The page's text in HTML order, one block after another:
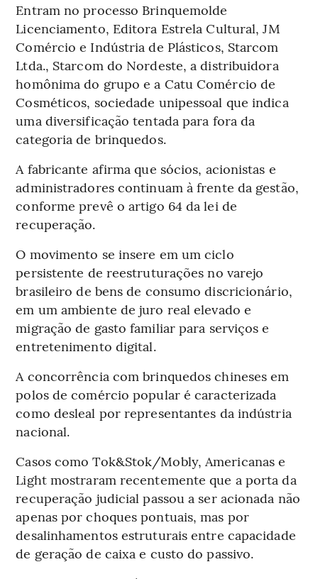
Entram no processo Brinquemolde
Licenciamento, Editora Estrela Cultural, JM
Comércio e Indústria de Plásticos, Starcom
Ltda., Starcom do Nordeste, a distribuidora
homônima do grupo e a Catu Comércio de
Cosméticos, sociedade unipessoal que indica
uma diversificação tentada para fora da
categoria de brinquedos.
A fabricante afirma que sócios, acionistas e
administradores continuam à frente da gestão,
conforme prevê o artigo 64 da lei de
recuperação.
O movimento se insere em um ciclo
persistente de reestruturações no varejo
brasileiro de bens de consumo discricionário,
em um ambiente de juro real elevado e
migração de gasto familiar para serviços e
entretenimento digital.
A concorrência com brinquedos chineses em
polos de comércio popular é caracterizada
como desleal por representantes da indústria
nacional.
Casos como Tok&Stok/Mobly, Americanas e
Light mostraram recentemente que a porta da
recuperação judicial passou a ser acionada não
apenas por choques pontuais, mas por
desalinhamentos estruturais entre capacidade
de geração de caixa e custo do passivo.